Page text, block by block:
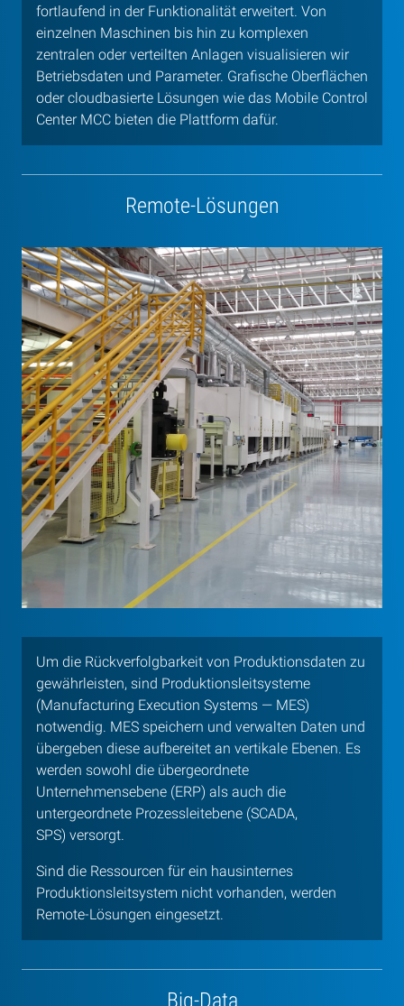
fortlaufend in der Funktionalität erweitert. Von
einzelnen Maschinen bis hin zu komplexen
zentralen oder verteilten Anlagen visualisieren wir
Betriebsdaten und Parameter. Grafische Oberflächen
oder cloudbasierte Lösungen wie das Mobile Control
Center MCC bieten die Plattform dafür.
Remote-Lösungen
Um die Rückverfolgbarkeit von Produktionsdaten zu
gewährleisten, sind Produktionsleitsysteme
(Manufacturing Execution Systems — MES)
notwendig. MES speichern und verwalten Daten und
übergeben diese aufbereitet an vertikale Ebenen. Es
werden sowohl die übergeordnete
Unternehmensebene (ERP) als auch die
untergeordnete Prozessleitebene (SCADA,
SPS) versorgt.
Sind die Ressourcen für ein hausinternes
Produktionsleitsystem nicht vorhanden, werden
Remote-Lösungen eingesetzt.
Big-Data